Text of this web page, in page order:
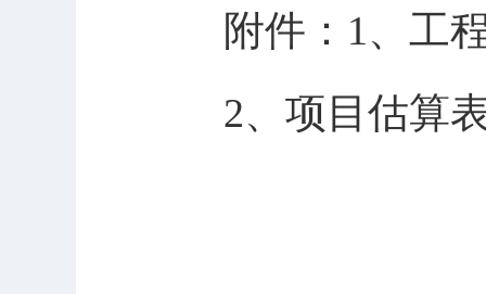
附件：1、工程
2、项目估算